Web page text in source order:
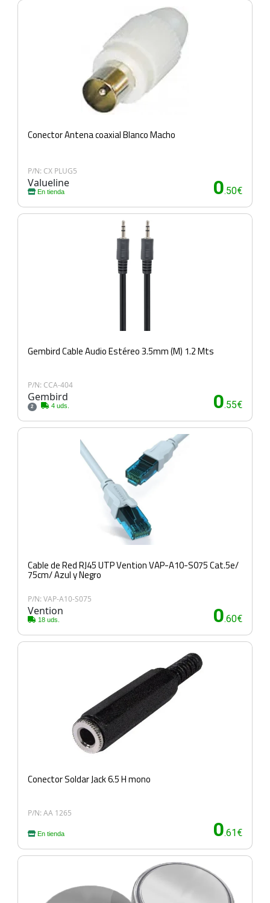
Conector Antena coaxial Blanco Macho
P/N: CX PLUG5
Valueline
En tienda 0.50€
Gembird Cable Audio Estéreo 3.5mm (M) 1.2 Mts
P/N: CCA-404
Gembird
2 4 uds. 0.55€
Cable de Red RJ45 UTP Vention VAP-A10-S075 Cat.5e/
75cm/ Azul y Negro
P/N: VAP-A10-S075
Vention
18 uds. 0.60€
Conector Soldar Jack 6.5 H mono
P/N: AA 1265
En tienda 0.61€